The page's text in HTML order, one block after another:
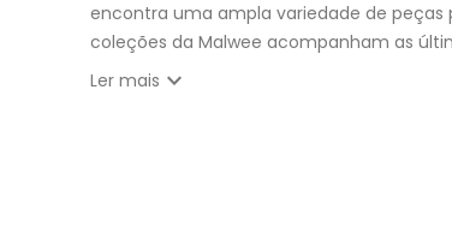
encontra uma ampla variedade de peças
coleções da Malwee acompanham as
Ler mais expand_more